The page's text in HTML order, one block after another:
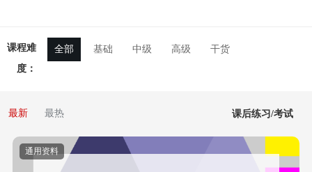
课程难
度：
全部 基础 中级 高级 干货
最新 最热 课后练习/考试
通用资料